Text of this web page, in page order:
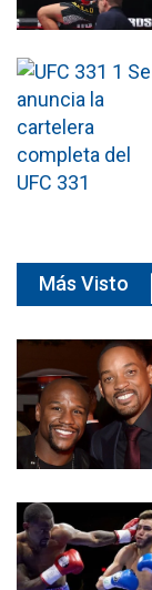
Más Visto